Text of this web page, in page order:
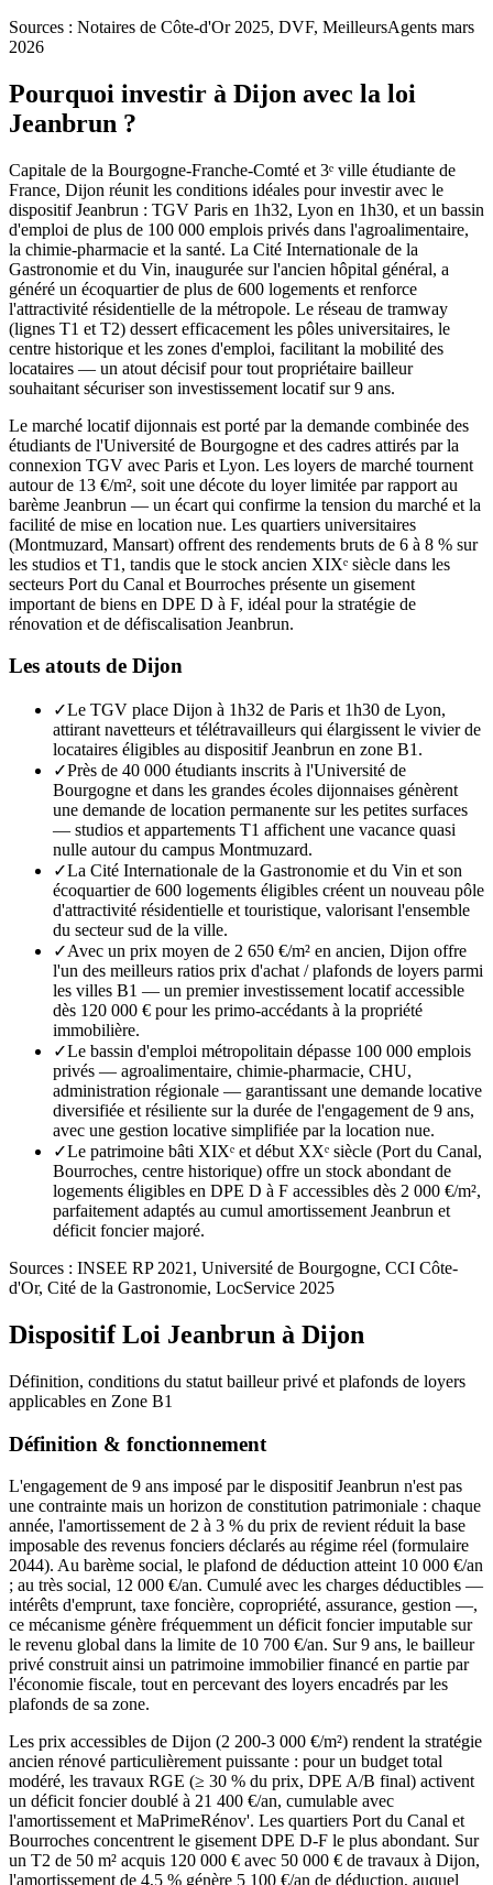
Sources : Notaires de Côte-d'Or 2025, DVF, MeilleursAgents mars
2026
Pourquoi investir à Dijon avec la loi
Jeanbrun ?
Capitale de la Bourgogne-Franche-Comté et 3ᵉ ville étudiante de
France, Dijon réunit les conditions idéales pour investir avec le
dispositif Jeanbrun : TGV Paris en 1h32, Lyon en 1h30, et un bassin
d'emploi de plus de 100 000 emplois privés dans l'agroalimentaire,
la chimie-pharmacie et la santé. La Cité Internationale de la
Gastronomie et du Vin, inaugurée sur l'ancien hôpital général, a
généré un écoquartier de plus de 600 logements et renforce
l'attractivité résidentielle de la métropole. Le réseau de tramway
(lignes T1 et T2) dessert efficacement les pôles universitaires, le
centre historique et les zones d'emploi, facilitant la mobilité des
locataires — un atout décisif pour tout propriétaire bailleur
souhaitant sécuriser son investissement locatif sur 9 ans.
Le marché locatif dijonnais est porté par la demande combinée des
étudiants de l'Université de Bourgogne et des cadres attirés par la
connexion TGV avec Paris et Lyon. Les loyers de marché tournent
autour de 13 €/m², soit une décote du loyer limitée par rapport au
barème Jeanbrun — un écart qui confirme la tension du marché et la
facilité de mise en location nue. Les quartiers universitaires
(Montmuzard, Mansart) offrent des rendements bruts de 6 à 8 % sur
les studios et T1, tandis que le stock ancien XIXᵉ siècle dans les
secteurs Port du Canal et Bourroches présente un gisement
important de biens en DPE D à F, idéal pour la stratégie de
rénovation et de défiscalisation Jeanbrun.
Les atouts de Dijon
✓Le TGV place Dijon à 1h32 de Paris et 1h30 de Lyon,
attirant navetteurs et télétravailleurs qui élargissent le vivier de
locataires éligibles au dispositif Jeanbrun en zone B1.
✓Près de 40 000 étudiants inscrits à l'Université de
Bourgogne et dans les grandes écoles dijonnaises génèrent
une demande de location permanente sur les petites surfaces
— studios et appartements T1 affichent une vacance quasi
nulle autour du campus Montmuzard.
✓La Cité Internationale de la Gastronomie et du Vin et son
écoquartier de 600 logements éligibles créent un nouveau pôle
d'attractivité résidentielle et touristique, valorisant l'ensemble
du secteur sud de la ville.
✓Avec un prix moyen de 2 650 €/m² en ancien, Dijon offre
l'un des meilleurs ratios prix d'achat / plafonds de loyers parmi
les villes B1 — un premier investissement locatif accessible
dès 120 000 € pour les primo-accédants à la propriété
immobilière.
✓Le bassin d'emploi métropolitain dépasse 100 000 emplois
privés — agroalimentaire, chimie-pharmacie, CHU,
administration régionale — garantissant une demande locative
diversifiée et résiliente sur la durée de l'engagement de 9 ans,
avec une gestion locative simplifiée par la location nue.
✓Le patrimoine bâti XIXᵉ et début XXᵉ siècle (Port du Canal,
Bourroches, centre historique) offre un stock abondant de
logements éligibles en DPE D à F accessibles dès 2 000 €/m²,
parfaitement adaptés au cumul amortissement Jeanbrun et
déficit foncier majoré.
Sources : INSEE RP 2021, Université de Bourgogne, CCI Côte-
d'Or, Cité de la Gastronomie, LocService 2025
Dispositif Loi Jeanbrun à Dijon
Définition, conditions du statut bailleur privé et plafonds de loyers
applicables en Zone B1
Définition & fonctionnement
L'engagement de 9 ans imposé par le dispositif Jeanbrun n'est pas
une contrainte mais un horizon de constitution patrimoniale : chaque
année, l'amortissement de 2 à 3 % du prix de revient réduit la base
imposable des revenus fonciers déclarés au régime réel (formulaire
2044). Au barème social, le plafond de déduction atteint 10 000 €/an
; au très social, 12 000 €/an. Cumulé avec les charges déductibles —
intérêts d'emprunt, taxe foncière, copropriété, assurance, gestion —,
ce mécanisme génère fréquemment un déficit foncier imputable sur
le revenu global dans la limite de 10 700 €/an. Sur 9 ans, le bailleur
privé construit ainsi un patrimoine immobilier financé en partie par
l'économie fiscale, tout en percevant des loyers encadrés par les
plafonds de sa zone.
Les prix accessibles de Dijon (2 200-3 000 €/m²) rendent la stratégie
ancien rénové particulièrement puissante : pour un budget total
modéré, les travaux RGE (≥ 30 % du prix, DPE A/B final) activent
un déficit foncier doublé à 21 400 €/an, cumulable avec
l'amortissement et MaPrimeRénov'. Les quartiers Port du Canal et
Bourroches concentrent le gisement DPE D-F le plus abondant. Sur
un T2 de 50 m² acquis 120 000 € avec 50 000 € de travaux à Dijon,
l'amortissement de 4,5 % génère 5 100 €/an de déduction, auquel